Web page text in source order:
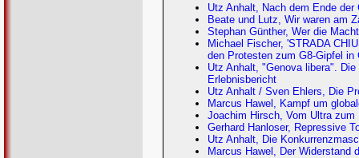
Utz Anhalt, Nach dem Ende
Beate und Lutz, Wir waren am
Stephan Günther, Wer die
Michael Fischer, 'STRADA
den Protesten zum G8-Gipfel in
Utz Anhalt, "Genova libera".
Erlebnisbericht
Utz Anhalt / Sven Ehlers, Die
Marcus Hawel, Kampf um
Joachim Hirsch, Vom Ultra
Gerhard Hanloser, Repressive
Utz Anhalt, Die
Marcus Hawel, Der Widerstand